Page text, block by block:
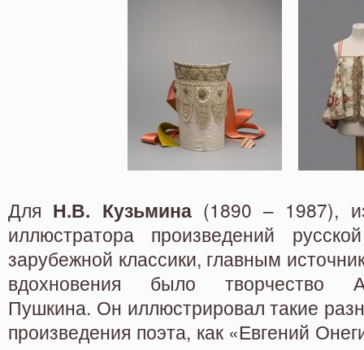
Для Н.В. Кузьмина(1890 – 1987),
иллюстратора произведений
зарубежной классики, главным
вдохновения было творчество
Пушкина. Он иллюстрировал такие
произведения поэта, как «Евгений